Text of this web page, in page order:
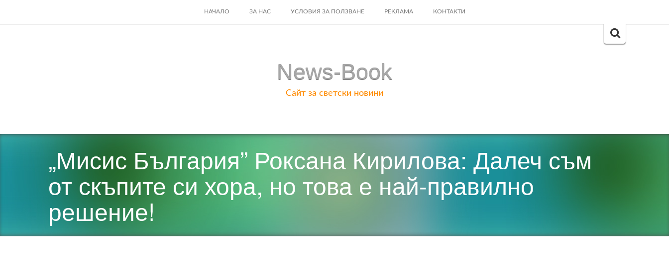
SKIP
НАЧАЛО ЗА НАС УСЛОВИЯ ЗА ПОЛЗВАНЕ РЕКЛАМА КОНТАКТИ
Search
News-Book
Сайт за светски новини
„Мисис България” Роксана Кирилова: Далеч съм
от скъпите си хора, но това е най-правилно
решение!